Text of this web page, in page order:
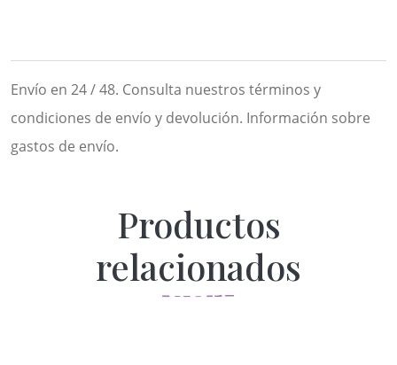
Envío en 24 / 48. Consulta nuestros términos y
condiciones de envío y devolución. Información sobre
gastos de envío.
Productos
relacionados